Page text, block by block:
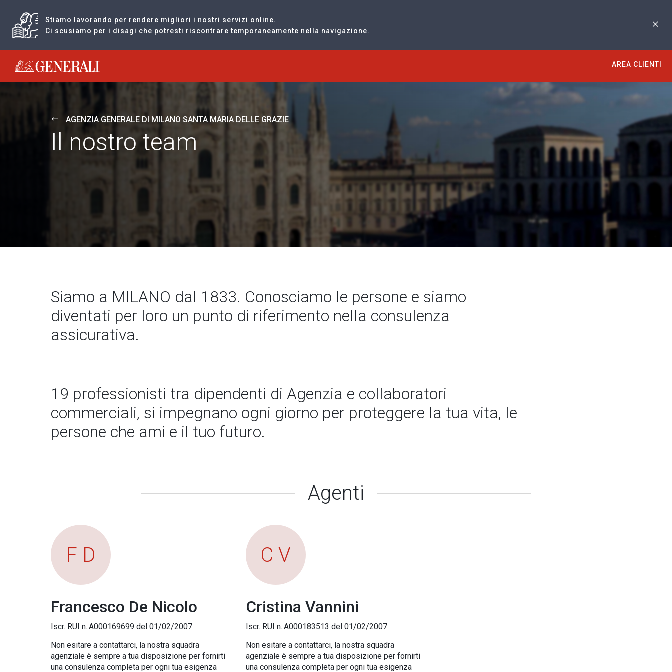
Stiamo lavorando per rendere migliori i nostri servizi online.
Ci scusiamo per i disagi che potresti riscontrare temporaneamente nella navigazione.
Generali logo
AREA CLIENTI
AGENZIA GENERALE DI MILANO SANTA MARIA DELLE GRAZIE
Il nostro team
Siamo a MILANO dal 1833. Conosciamo le persone e siamo
diventati per loro un punto di riferimento nella consulenza
assicurativa.
19 professionisti tra dipendenti di Agenzia e collaboratori
commerciali, si impegnano ogni giorno per proteggere la tua vita, le
persone che ami e il tuo futuro.
Agenti
F D
Francesco De Nicolo
Iscr. RUI n.:A000169699 del 01/02/2007
Non esitare a contattarci, la nostra squadra
agenziale è sempre a tua disposizione per fornirti
una consulenza completa per ogni tua esigenza
C V
Cristina Vannini
Iscr. RUI n.:A000183513 del 01/02/2007
Non esitare a contattarci, la nostra squadra
agenziale è sempre a tua disposizione per fornirti
una consulenza completa per ogni tua esigenza